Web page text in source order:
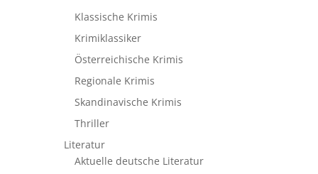
Klassische Krimis
Krimiklassiker
Österreichische Krimis
Regionale Krimis
Skandinavische Krimis
Thriller
Literatur
Aktuelle deutsche Literatur